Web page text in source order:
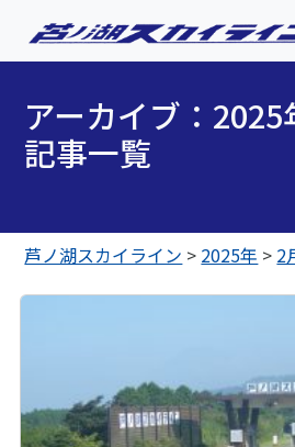
アーカイブ：
記事一覧
芦ノ湖スカイライン > 2025年 > 2